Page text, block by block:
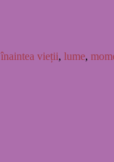
înaintea vieții, lume,